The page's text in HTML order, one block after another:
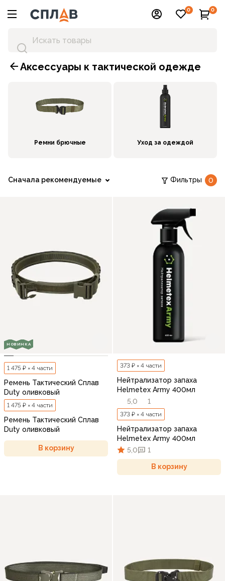
0 0
Аксессуары к тактической одежде
Ремни брючные Уход за одеждой
Сначала рекомендуемые Фильтры 0
НОВИНКА
1 475 ₽ × 4 части
Ремень Тактический Сплав
Duty оливковый
1 475 ₽ × 4 части
Ремень Тактический Сплав
Duty оливковый
В корзину
373 ₽ × 4 части
Нейтрализатор запаха
Helmetex Army 400мл
5,0
1
373 ₽ × 4 части
Нейтрализатор запаха
Helmetex Army 400мл
5,0
1
В корзину